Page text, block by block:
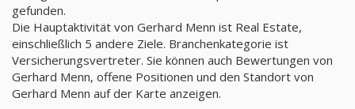
gefunden.
Die Hauptaktivität von Gerhard Menn ist Real Estate,
einschließlich 5 andere Ziele. Branchenkategorie ist
Versicherungsvertreter. Sie können auch Bewertungen von
Gerhard Menn, offene Positionen und den Standort von
Gerhard Menn auf der Karte anzeigen.